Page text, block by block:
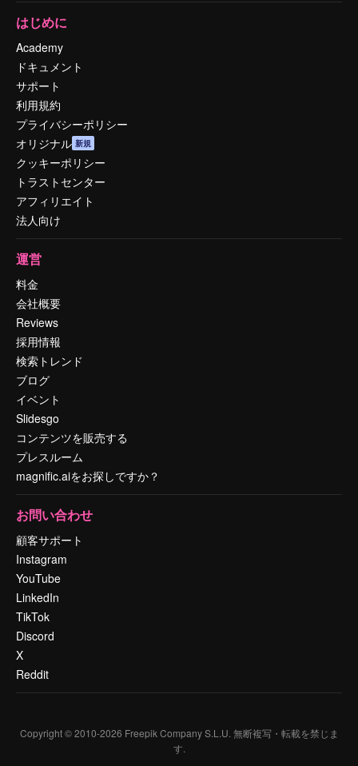
はじめに
Academy
ドキュメント
サポート
利用規約
プライバシーポリシー
オリジナル 新規
クッキーポリシー
トラストセンター
アフィリエイト
法人向け
運営
料金
会社概要
Reviews
採用情報
検索トレンド
ブログ
イベント
Slidesgo
コンテンツを販売する
プレスルーム
magnific.aiをお探しですか？
お問い合わせ
顧客サポート
Instagram
YouTube
LinkedIn
TikTok
Discord
X
Reddit
Copyright © 2010-2026 Freepik Company S.L.U. 無断複写・転載を禁じま
す.